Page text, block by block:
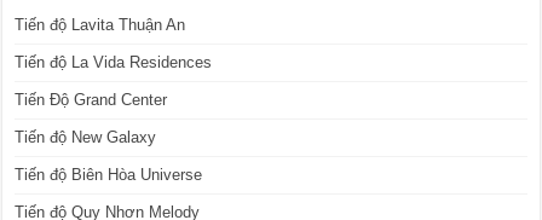
Tiến độ Lavita Thuận An
Tiến độ La Vida Residences
Tiến Độ Grand Center
Tiến độ New Galaxy
Tiến độ Biên Hòa Universe
Tiến độ Quy Nhơn Melody